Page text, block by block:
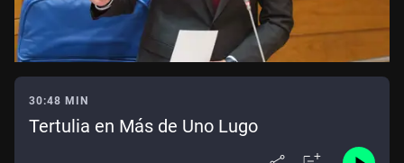
30:48 MIN
Tertulia en Más de Uno Lugo